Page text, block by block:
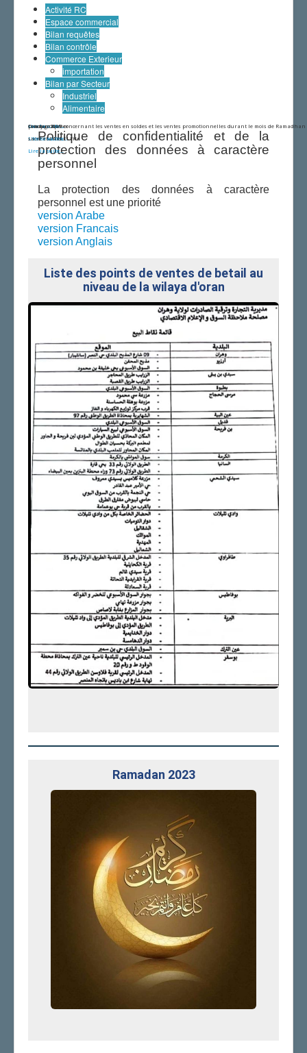
Centre Algérien du contrôle de la Qualité et de
l'Emballage (CACQE)
Organisation et Missions||Services et Bureaux
Liens vers nos Services|| Téléphone Fax
Textes Réglementaires||Lois
Textes Réglementaires
Activités Commerciales
Pratiques Commerciales
Concurrence
Services Réglementés
Espace Consommateur||Conseils et Guides
Conseils
Annuaire des Associations
Activité RC
Espace commercial
Bilan requêtes
Bilan contrôle
Commerce Exterieur
importation
Bilan par Secteur
Industriel
Alimentaire
prix journalier
...Lire la suite...
Lire la suite...
Lire la suite...
sondage2019
Lire la suite...
Communiqué concernant les ventes en soldes et les ventes promotionnelles durant le mois de Ramadhan
sacré et l'Aïd El Fitr
Lire la suite...
Politique de confidentialité et de la
protection des données à caractère
personnel
La protection des données à caractère
personnel est une priorité
version Arabe
version Francais
version Anglais
Liste des points de ventes de betail au
niveau de la wilaya d'oran
Ramadan 2023